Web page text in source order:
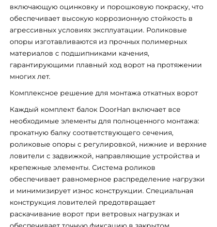
включающую оцинковку и порошковую покраску, что
обеспечивает высокую коррозионную стойкость в
агрессивных условиях эксплуатации. Роликовые
опоры изготавливаются из прочных полимерных
материалов с подшипниками качения,
гарантирующими плавный ход ворот на протяжении
многих лет.
Комплексное решение для монтажа откатных ворот
Каждый комплект балок DoorHan включает все
необходимые элементы для полноценного монтажа:
прокатную балку соответствующего сечения,
роликовые опоры с регулировкой, нижние и верхние
ловители с задвижкой, направляющие устройства и
крепежные элементы. Система роликов
обеспечивает равномерное распределение нагрузки
и минимизирует износ конструкции. Специальная
конструкция ловителей предотвращает
раскачивание ворот при ветровых нагрузках и